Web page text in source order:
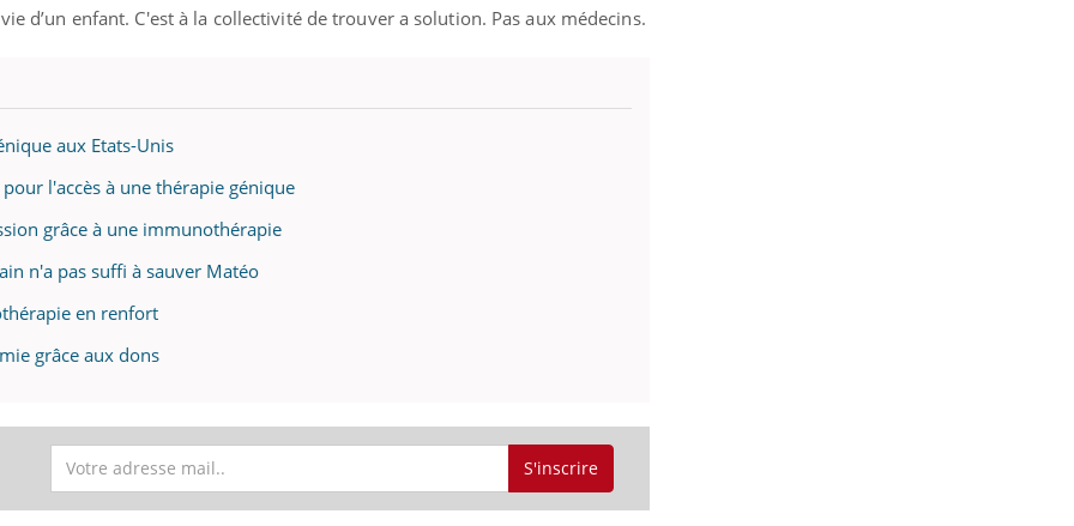
d’un enfant. C'est à la collectivité de trouver a solution. Pas aux médecins.
aux Etats-Unis
l'accès à une thérapie génique
grâce à une immunothérapie
n'a pas suffi à sauver Matéo
en renfort
grâce aux dons
S'inscrire